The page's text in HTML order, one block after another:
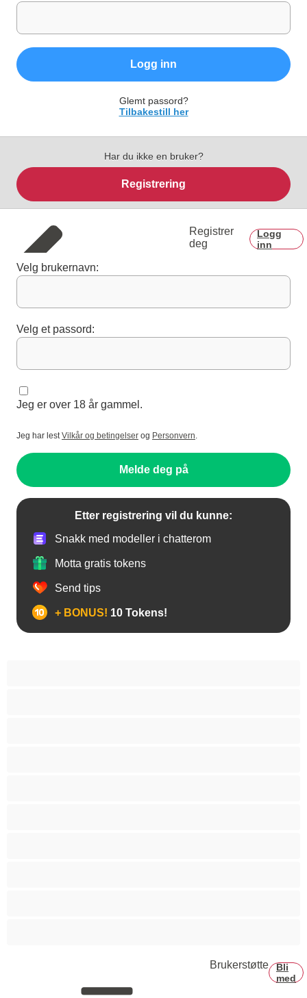
Logg inn
Glemt passord?
Tilbakestill her
Har du ikke en bruker?
Registrering
Registrer
deg
Logg
inn
Velg brukernavn:
Velg et passord:
Jeg er over 18 år gammel.
Jeg har lestVilkår og betingelser og Personvern.
Melde deg på
Etter registrering vil du kunne:
Snakk med modeller i chatterom
Motta gratis tokens
Send tips
+ BONUS! 10 Tokens!
Brukerstøtte
Bli
med